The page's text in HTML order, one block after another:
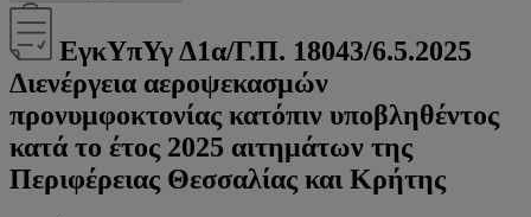
ΕγκΥπΥγ Δ1α/Γ.Π. 18043/6.5.2025
Διενέργεια αεροψεκασμών
προνυμφοκτονίας κατόπιν υποβληθέντος
κατά το έτος 2025 αιτημάτων της
Περιφέρειας Θεσσαλίας και Κρήτης